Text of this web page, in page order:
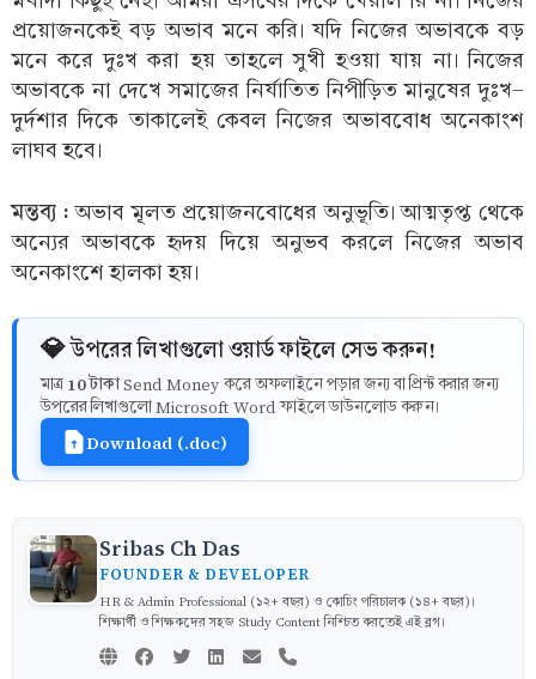
প্রয়োজনকেই বড় অভাব মনে করি। যদি নিজের অভাবকে বড়
মনে করে দুঃখ করা হয় তাহলে সুখী হওয়া যায় না। নিজের
অভাবকে না দেখে সমাজের নির্যাতিত নিপীড়িত মানুষের দুঃখ-
দুর্দশার দিকে তাকালেই কেবল নিজের অভাববোধ অনেকাংশ
লাঘব হবে।
মন্তব্য : অভাব মূলত প্রয়োজনবোধের অনুভূতি। আত্মতৃপ্ত থেকে
অন্যের অভাবকে হৃদয় দিয়ে অনুভব করলে নিজের অভাব
অনেকাংশে হালকা হয়।
💎 উপরের লিখাগুলো ওয়ার্ড ফাইলে সেভ করুন!
মাত্র 10 টাকাSend Money করে অফলাইনে পড়ার জন্য বা প্রিন্ট করার জন্য
উপরের লিখাগুলো Microsoft Word ফাইলে ডাউনলোড করুন।
Download (.doc)
Sribas Ch Das
FOUNDER & DEVELOPER
HR & Admin Professional (১২+ বছর) ও কোচিং পরিচালক (১৪+ বছর)।
শিক্ষার্থী ও শিক্ষকদের সহজ Study Content নিশ্চিত করতেই এই ব্লগ।